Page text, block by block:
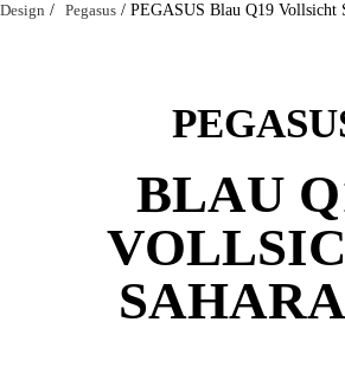
Design / Pegasus / PEGASUS Blau Q19 Vollsicht
BLAU